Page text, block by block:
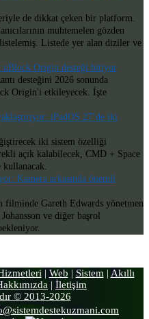
de dikkat çeken bir platform.
muhtemelen gözden
listelemiş. Listede yer alan diziler ve
uBlock Origin desteği bitiyor
desteğini 2026 sonunda
Origin'i etkileyecek. İşte
iPadOS 27’de iki
iki sistem özelliği
açık kalabilecek, CMD + Space
Kamera arkasında önemli
filminde Gareth Edwards yönetmen
ve diğer başrol
| Web | Sistem| Akıllı
| İletişim
© 2013-2026